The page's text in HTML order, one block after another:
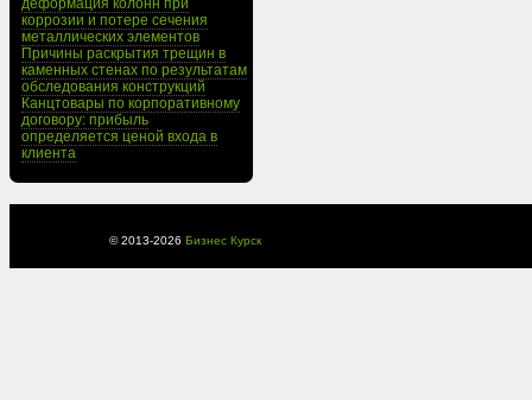
деформация колонн при
коррозии и потере сечения
металлических элементов
Причины раскрытия трещин в
каменных стенах по результатам
обследования конструкций
Канцтовары по корпоративному
договору: прибыль
определяется ценой входа в
клиента
© 2013-2026 Бизнес Курск